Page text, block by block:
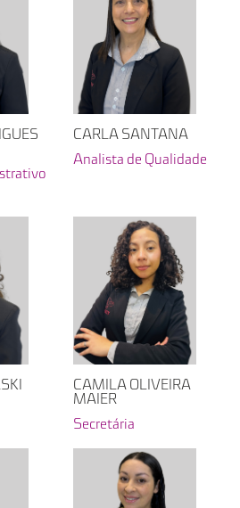
CARLA SANTANA
Analista de Qualidade
CAMILA OLIVEIRA
MAIER
Secretária